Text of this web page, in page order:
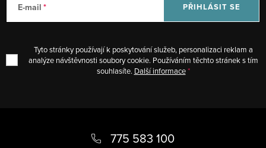
v
E-mail
Tyto stránky používají k poskytování služeb, personalizaci reklam a
analýze návštěvnosti soubory cookie. Používáním těchto stránek s tím
souhlasíte. Další informace
PŘIHLÁSIT SE
775 583 100